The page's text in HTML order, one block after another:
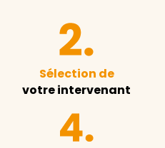
Sélection de
votre intervenant